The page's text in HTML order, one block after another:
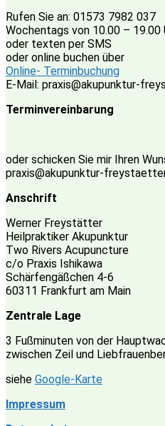
Rufen Sie an: 01573 7982 037
Wochentags von 10.00 – 19.00
oder texten per SMS
oder online buchen über
Online- Terminbuchung
E-Mail: praxis@akupunktur-
Terminvereinbarung
oder schicken Sie mir Ihren
praxis@akupunktur-
Anschrift
Werner Freystätter
Heilpraktiker Akupunktur
Two Rivers Acupuncture
c/o Praxis Ishikawa
Schärfengäßchen 4-6
60311 Frankfurt am Main
Zentrale Lage
3 Fußminuten von der
zwischen Zeil und
siehe Google-Karte
Impressum